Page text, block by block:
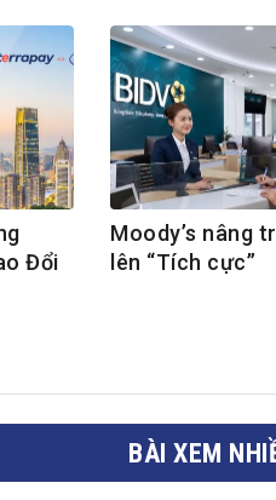
Đổi
Moody’s nâng
lên “Tích cực”
BÀI XEM